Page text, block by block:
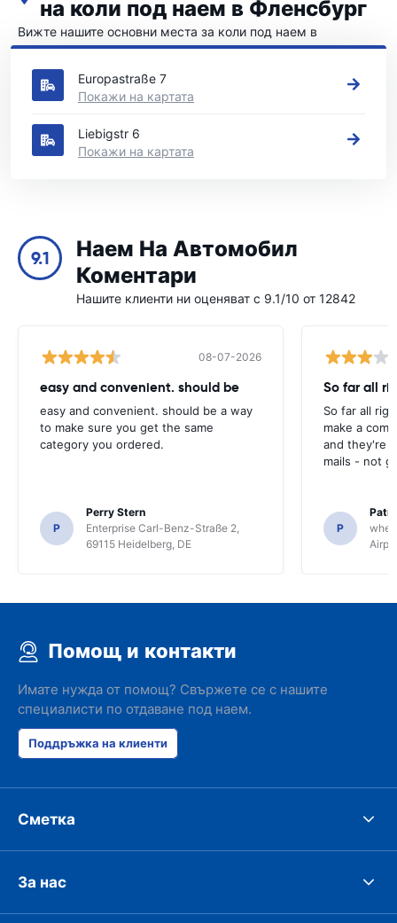
на коли под наем в Фленсбург
Вижте нашите основни места за коли под наем в
Фленсбург
Europastraße 7
Покажи на картата
Liebigstr 6
Покажи на картата
9.1
Наем На Автомобил
Коментари
Нашите клиенти ни оценяват с 9.1/10 от 12842
08-07-2026
easy and convenient. should be
easy and convenient. should be a way
to make sure you get the same
category you ordered.
P
Perry Stern
Enterprise Carl-Benz-Straße 2,
69115 Heidelberg, DE
So far all
So far all
make a
and they're
mails - not
P
Помощ и контакти
Имате нужда от помощ? Свържете се с нашите
специалисти по отдаване под наем.
Поддръжка на клиенти
Сметка
За нас